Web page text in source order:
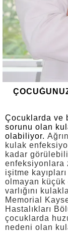
Çocuklarda ve
sorunu olan
olabiliyor.
kulak
kadar
enfeksiyonlara
işitme
olmayan küçük
varlığını
Memorial
Hastalıkları
çocuklarda
nedeni olan